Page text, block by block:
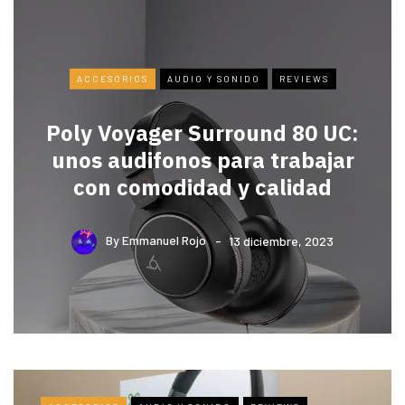
ACCESORIOS AUDIO Y SONIDO REVIEWS
Poly Voyager Surround 80 UC:
unos audifonos para trabajar
con comodidad y calidad
ByEmmanuel Rojo 13 diciembre, 2023